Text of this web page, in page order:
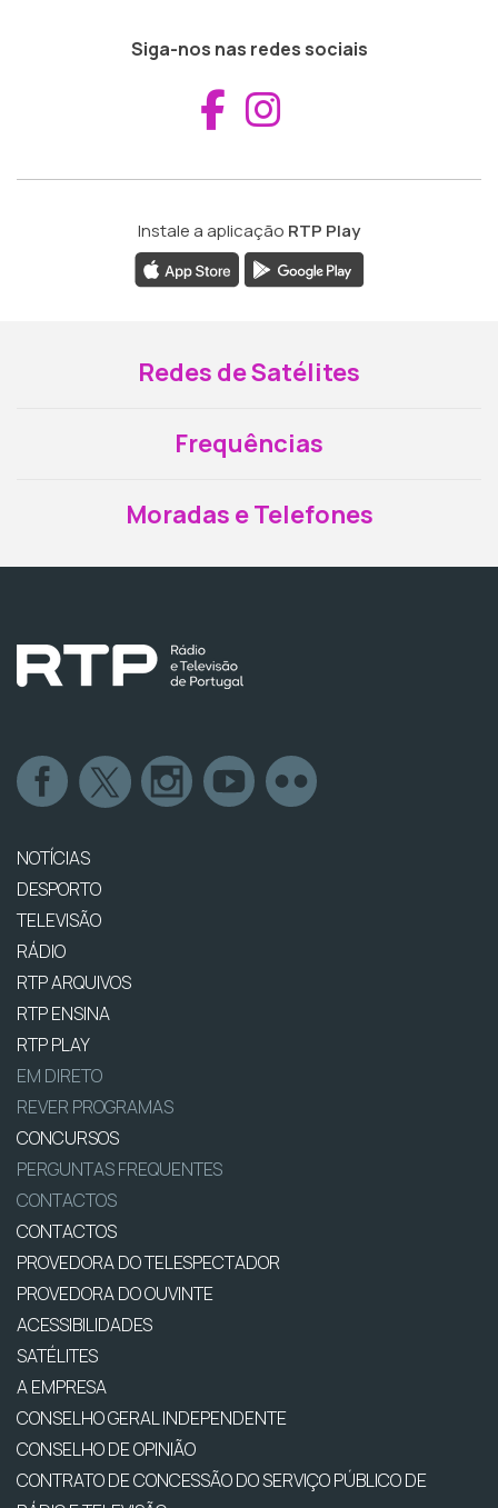
Siga-nos nas redes sociais
Aceder ao
Instale a aplicação RTP Play
Redes de Satélites
Frequências
Moradas e Telefones
NOTÍCIAS
DESPORTO
TELEVISÃO
RÁDIO
RTP ARQUIVOS
RTP ENSINA
RTP PLAY
EM DIRETO
REVER PROGRAMAS
CONCURSOS
PERGUNTAS FREQUENTES
CONTACTOS
CONTACTOS
PROVEDORA DO TELESPECTADOR
PROVEDORA DO OUVINTE
ACESSIBILIDADES
SATÉLITES
A EMPRESA
CONSELHO GERAL INDEPENDENTE
CONSELHO DE OPINIÃO
CONTRATO DE CONCESSÃO DO SERVIÇO PÚBLICO DE